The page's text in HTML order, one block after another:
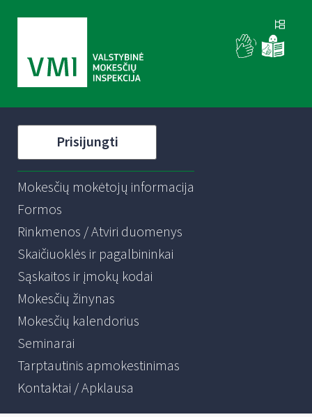
Prisijungti
Mokesčių mokėtojų informacija
Formos
Rinkmenos / Atviri duomenys
Skaičiuoklės ir pagalbininkai
Sąskaitos ir įmokų kodai
Mokesčių žinynas
Mokesčių kalendorius
Seminarai
Tarptautinis apmokestinimas
Kontaktai / Apklausa